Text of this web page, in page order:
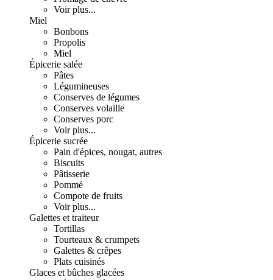
Voir plus...
Miel
Bonbons
Propolis
Miel
Épicerie salée
Pâtes
Légumineuses
Conserves de légumes
Conserves volaille
Conserves porc
Voir plus...
Épicerie sucrée
Pain d'épices, nougat, autres
Biscuits
Pâtisserie
Pommé
Compote de fruits
Voir plus...
Galettes et traiteur
Tortillas
Tourteaux & crumpets
Galettes & crêpes
Plats cuisinés
Glaces et bûches glacées